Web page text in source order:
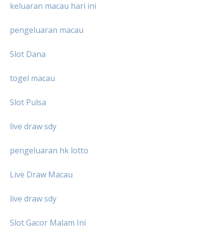
keluaran macau hari ini
pengeluaran macau
Slot Dana
togel macau
Slot Pulsa
live draw sdy
pengeluaran hk lotto
Live Draw Macau
live draw sdy
Slot Gacor Malam Ini